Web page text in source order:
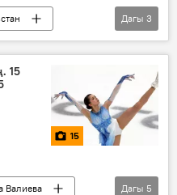
Дагы 3
15
15
Валиева
Дагы 5